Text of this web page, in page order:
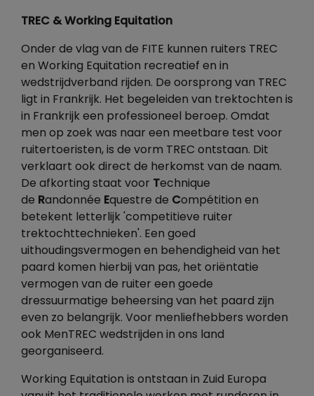
TREC & Working Equitation
Onder de vlag van de FITE kunnen ruiters TREC
en Working Equitation recreatief en in
wedstrijdverband rijden. De oorsprong van TREC
ligt in Frankrijk. Het begeleiden van trektochten is
in Frankrijk een professioneel beroep. Omdat
men op zoek was naar een meetbare test voor
ruitertoeristen, is de vorm TREC ontstaan. Dit
verklaart ook direct de herkomst van de naam.
De afkorting staat voor Technique
de Randonnée Equestre de Compétition en
betekent letterlijk 'competitieve ruiter
trektochttechnieken'. Een goed
uithoudingsvermogen en behendigheid van het
paard komen hierbij van pas, het oriëntatie
vermogen van de ruiter een goede
dressuurmatige beheersing van het paard zijn
even zo belangrijk. Voor menliefhebbers worden
ook MenTREC wedstrijden in ons land
georganiseerd.
Working Equitation is ontstaan in Zuid Europa